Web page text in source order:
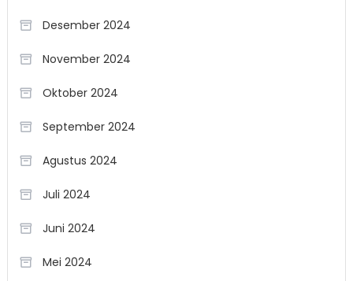
Desember 2024
November 2024
Oktober 2024
September 2024
Agustus 2024
Juli 2024
Juni 2024
Mei 2024